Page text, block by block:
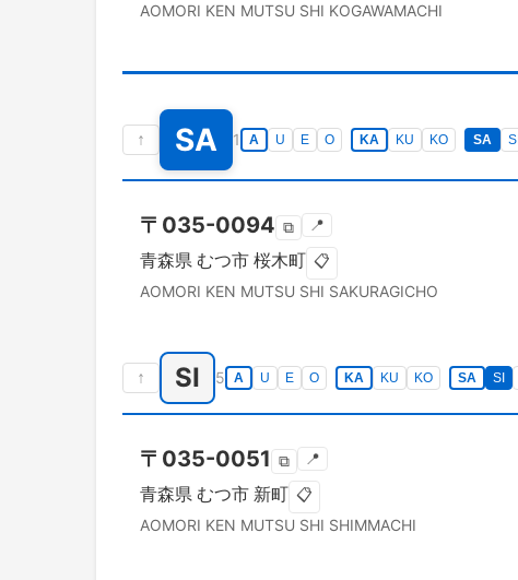
AOMORI KEN MUTSU SHI KOGAWAMACHI
↑ SA 1 A U E O KA KU KO SA SI
〒 035-0094 ⧉ 📍
青森県 むつ市 桜木町 📋
AOMORI KEN MUTSU SHI SAKURAGICHO
↑ SI 5 A U E O KA KU KO SA SI
〒 035-0051 ⧉ 📍
青森県 むつ市 新町 📋
AOMORI KEN MUTSU SHI SHIMMACHI